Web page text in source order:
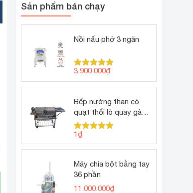
Sản phẩm bán chạy
Nồi nấu phở 3 ngăn
Được xếp
hạng5.00
5 sao
3.900.000₫
Bếp nướng than có
quạt thổi lò quay gà
vịt
Được xếp
hạng5.00
5 sao
1₫
Máy chia bột bằng tay
36 phần
11.000.000₫